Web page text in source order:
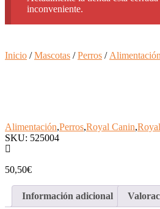
inconveniente.
Inicio /Mascotas /Perros / Alimentación
Alimentación,Perros,Royal Canin,
SKU: 525004
50,50€
Información adicional